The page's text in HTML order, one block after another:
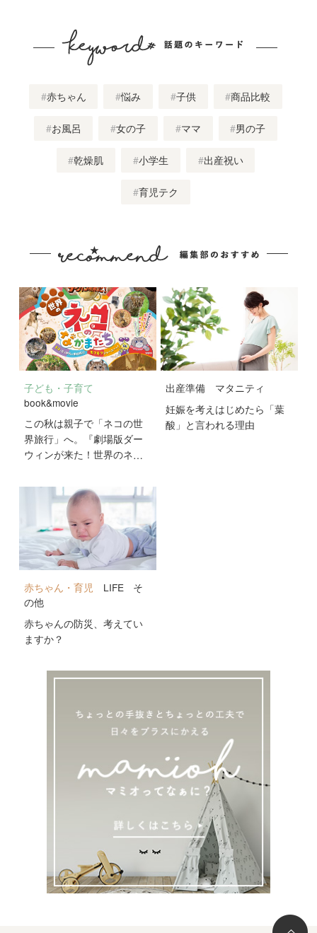
赤ちゃん 悩み 子供 商品比較
お風呂 女の子 ママ 男の子
乾燥肌 小学生 出産祝い
育児テク
子ども・子育て
book&movie
この秋は親子で「ネコの世
界旅行」へ。『劇場版ダー
ウィンが来た！世界のネコ
公開！
出産準備
マタニティ
妊娠を考えはじめたら「葉
酸」と言われる理由
赤ちゃん・育児 LIFE
そ
の他
赤ちゃんの防災、考えてい
ますか？